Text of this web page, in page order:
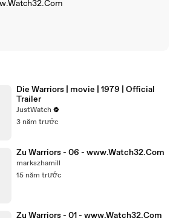
Die Warriors | movie | 1979 | Official
Trailer
JustWatch
3 năm trước
Zu Warriors - 06 - www.Watch32.Com
markszhamill
15 năm trước
Zu Warriors - 01 - www.Watch32.Com